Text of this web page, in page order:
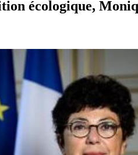
écologique,